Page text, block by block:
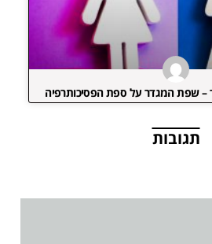
– שפת המגדר על ספת הפסיכותרפיה
תגובות